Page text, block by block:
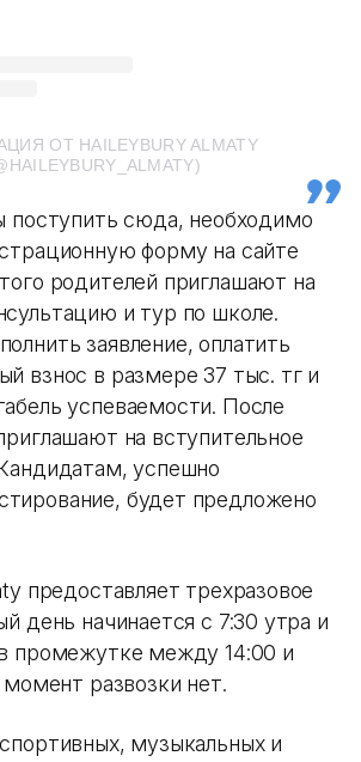
ОТ HAILEYBURY ALMATY
поступить сюда, необходимо
форму на сайте
родителей приглашают на
и тур по школе.
заявление, оплатить
взнос в размере 37 тыс. тг и
успеваемости. После
на вступительное
успешно
будет предложено
предоставляет трехразовое
день начинается с 7:30 утра и
в промежутке между 14:00 и
развозки нет.
музыкальных и